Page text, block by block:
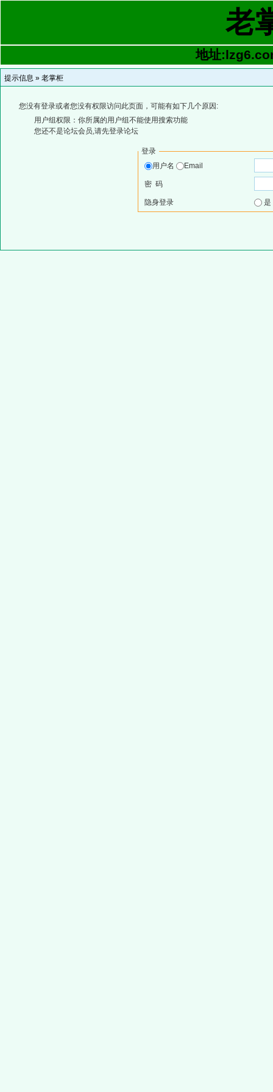
老
地址
提示信息 » 老掌柜
您没有登录或者您没有权限访问此页面，可能有如下几个原因:
用户组权限：你所属的用户组不能使用搜索功能
您还不是论坛会员,请先登录论坛
登录
用户名
Email
密 码
隐身登录